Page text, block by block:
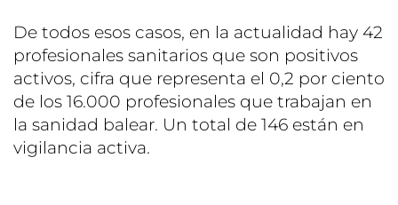
De todos esos casos, en la actualidad hay 42
profesionales sanitarios que son positivos
activos, cifra que representa el 0,2 por ciento
de los 16.000 profesionales que trabajan en
la sanidad balear. Un total de 146 están en
vigilancia activa.